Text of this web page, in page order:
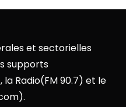
et sectorielles
supports
Radio(FM 90.7) et le